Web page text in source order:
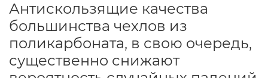
Антискользящие качества
большинства чехлов из
поликарбоната, в свою очередь,
существенно снижают